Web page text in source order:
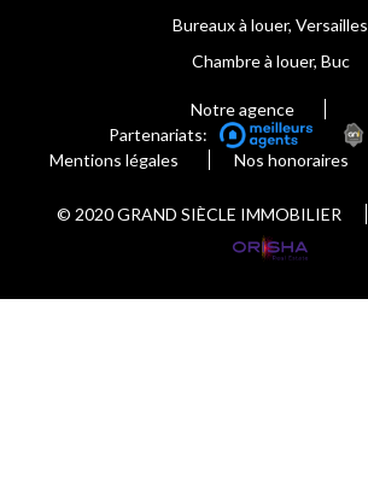
Bureaux à louer, Versailles
Chambre à louer, Buc
Notre agence
Partenariats:
Mentions légales
Nos honoraires
© 2020 GRAND SIÈCLE IMMOBILIER